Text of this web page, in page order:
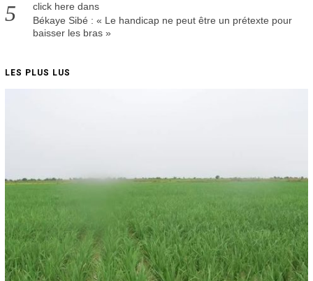
click here dans
Békaye Sibé : « Le handicap ne peut être un prétexte pour
baisser les bras »
LES PLUS LUS